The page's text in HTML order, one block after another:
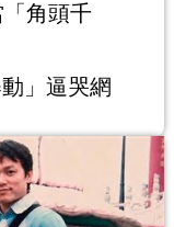
角頭千
」逼哭網